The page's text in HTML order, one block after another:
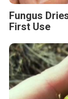
Fungus
First Use